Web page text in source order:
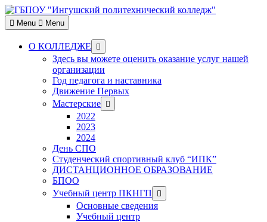
Skip
to
content
Menu Menu
О КОЛЛЕДЖЕ
Show
sub
menu
Здесь вы можете оценить оказание услуг нашей
организации
Год педагога и наставника
Движение Первых
Мастерские Show
sub
2022
2023
2024
День СПО
Студенческий спортивный клуб “ИПК”
ДИСТАНЦИОННОЕ ОБРАЗОВАНИЕ
БПОО
Учебный центр ПКНГП
Show
sub
menu
Основные сведения
Учебный центр